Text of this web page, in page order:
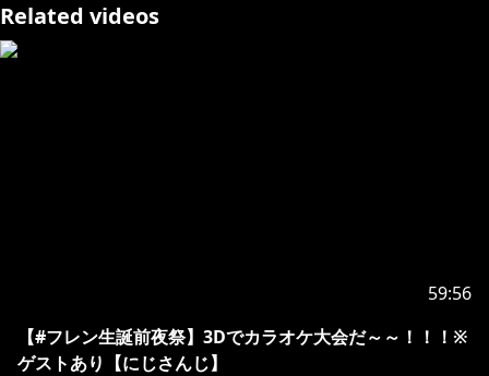
本動画は DAM 音源を使用しているため
Related videos
59:56
【#フレン生誕前夜祭】3Dでカラオケ大会だ～～！！！※
ゲストあり【にじさんじ】